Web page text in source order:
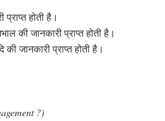
होती है।
की जानकारी प्राप्त होती है।
जानकारी प्राप्त होती है।
?)